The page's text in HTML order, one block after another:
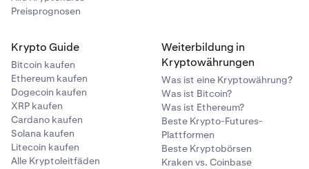
Preisprognosen
Krypto Guide
Bitcoin kaufen
Ethereum kaufen
Dogecoin kaufen
XRP kaufen
Cardano kaufen
Solana kaufen
Litecoin kaufen
Alle Kryptoleitfäden
Weiterbildung in
Kryptowährungen
Was ist eine Kryptowährung?
Was ist Bitcoin?
Was ist Ethereum?
Beste Krypto-Futures-
Plattformen
Beste Kryptobörsen
Kraken vs. Coinbase